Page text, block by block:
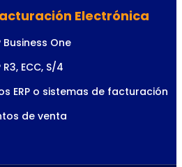
Electrónica
One
ECC, S/4
ERP o sistemas de facturación
de venta